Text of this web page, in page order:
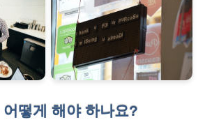
떻게 해야 하나요?